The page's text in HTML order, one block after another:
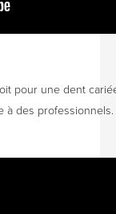
pour une dent
à des